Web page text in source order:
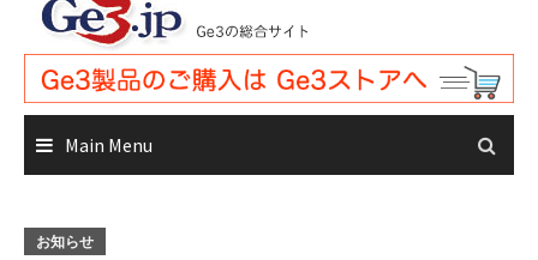
Main Menu
お知らせ